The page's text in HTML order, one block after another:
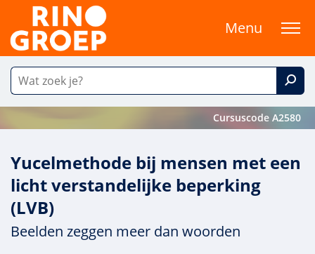
Menu
Cursuscode A2580
Yucelmethode bij mensen met een
licht verstandelijke beperking
(LVB)
Beelden zeggen meer dan woorden